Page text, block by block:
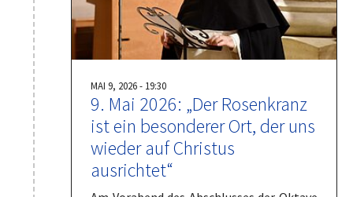
MAI 9, 2026 - 19:30
9.⁠ ⁠Mai 2026: „Der Rosenkranz
ist ein besonderer Ort, der uns
wieder auf Christus
ausrichtet“